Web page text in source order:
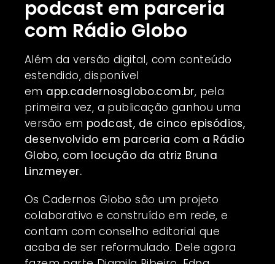
podcast em parceria
com Rádio Globo
Além da versão digital, com conteúdo
estendido, disponível
em app.cadernosglobo.com.br, pela
primeira vez, a publicação ganhou uma
versão em podcast, de cinco episódios,
desenvolvido em parceria com a Rádio
Globo, com locução da atriz Bruna
Linzmeyer.
Os Cadernos Globo são um projeto
colaborativo e construído em rede, e
contam com conselho editorial que
acaba de ser reformulado. Dele agora